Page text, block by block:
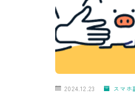
2024.12.23 スマホ